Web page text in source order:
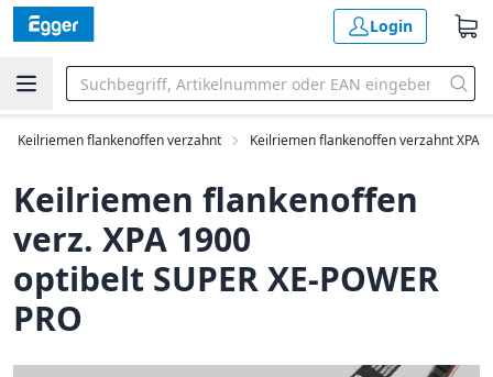
Login
Keilriemen flankenoffen verzahnt Keilriemen flankenoffen verzahnt XPA
Keilriemen flankenoffen
verz. XPA 1900
optibelt SUPER XE-POWER
PRO